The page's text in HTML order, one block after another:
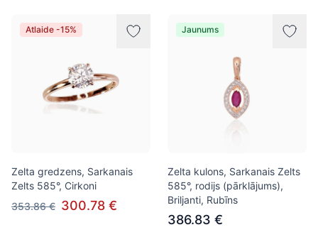
Atlaide -15%
Zelta gredzens, Sarkanais
Zelts 585°, Cirkoni
353.86 € 300.78 €
Jaunums
Zelta kulons, Sarkanais Zelts
585°, rodijs (pārklājums),
Briljanti, Rubīns
386.83 €